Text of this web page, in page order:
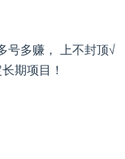
号多赚， 上不封顶√
期项目！